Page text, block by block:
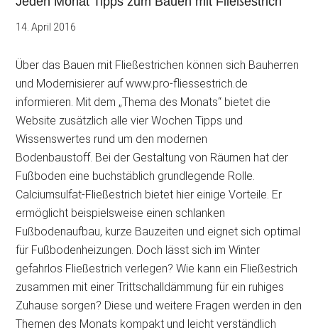
14. April 2016
Über das Bauen mit Fließestrichen können sich Bauherren
und Modernisierer auf www.pro-fliessestrich.de
informieren. Mit dem „Thema des Monats“ bietet die
Website zusätzlich alle vier Wochen Tipps und
Wissenswertes rund um den modernen
Bodenbaustoff. Bei der Gestaltung von Räumen hat der
Fußboden eine buchstäblich grundlegende Rolle.
Calciumsulfat-Fließestrich bietet hier einige Vorteile. Er
ermöglicht beispielsweise einen schlanken
Fußbodenaufbau, kurze Bauzeiten und eignet sich optimal
für Fußbodenheizungen. Doch lässt sich im Winter
gefahrlos Fließestrich verlegen? Wie kann ein Fließestrich
zusammen mit einer Trittschalldämmung für ein ruhiges
Zuhause sorgen? Diese und weitere Fragen werden in den
Themen des Monats kompakt und leicht verständlich